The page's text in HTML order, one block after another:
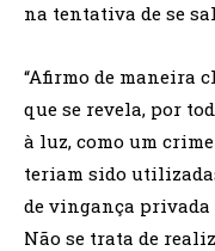
na tentativa de se
“Afirmo de maneira
que se revela, por
à luz, como um
teriam sido
de vingança privada
Não se trata de